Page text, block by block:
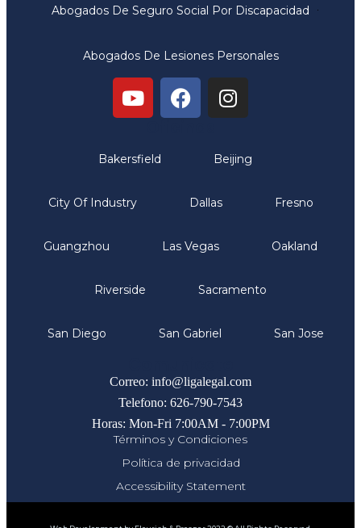
Abogados De Seguro Social Por Discapacidad
Abogados De Lesiones Personales
Bakersfield Beijing
City Of Industry Dallas Fresno
Guangzhou Las Vegas Oakland
Riverside Sacramento
San Diego San Gabriel San Jose
Correo: info@ligalegal.com
Telefono: 626-790-7543
Horas: Mon-Fri 7:00AM - 7:00PM
Términos y Condiciones
Política de privacidad
Accessibility Statement